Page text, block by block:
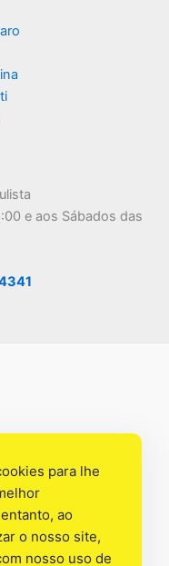
e aos Sábados das
para lhe
ao
o nosso site,
nosso uso de